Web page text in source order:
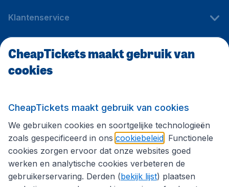
Klantenservice
CheapTickets.be
Volg CheapTickets.be
CheapTickets maakt gebruik van
cookies
CheapTickets maakt gebruik van cookies
We gebruiken cookies en soortgelijke technologieën
zoals gespecificeerd in ons cookiebeleid . Functionele
cookies zorgen ervoor dat onze websites goed
werken en analytische cookies verbeteren de
gebruikerservaring. Derden (bekijk lijst) plaatsen